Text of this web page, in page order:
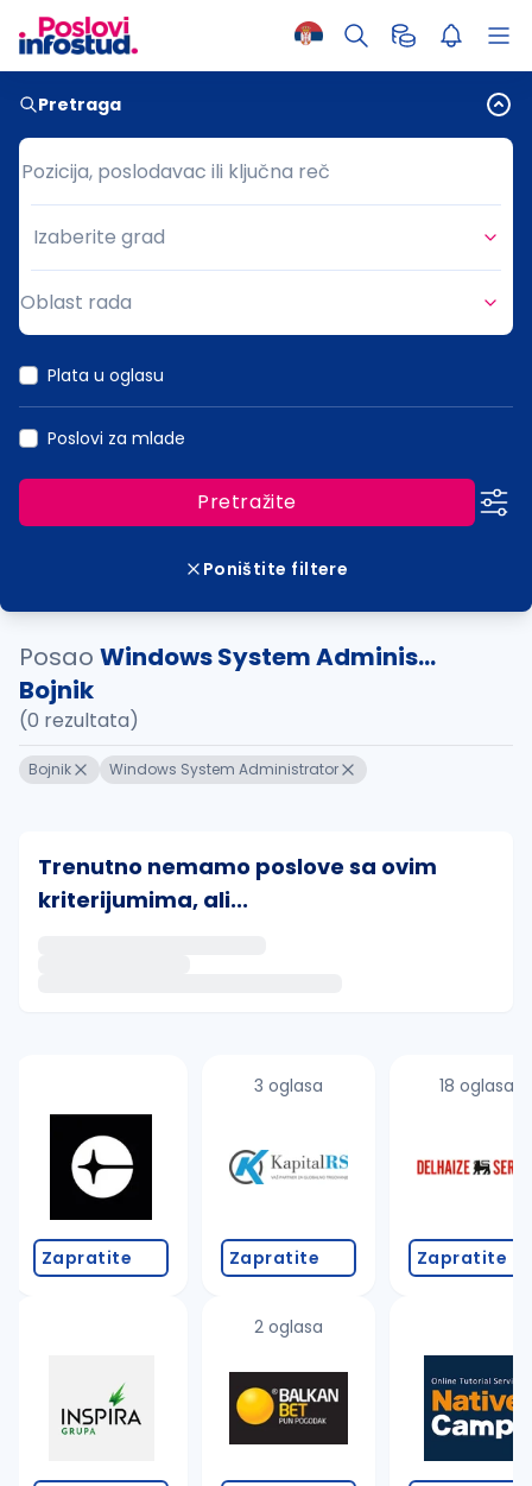
Pretraga
Pozicija, poslodavac ili ključna reč
Pozicija, poslodavac ili ključna reč
Grad
Izaberite grad
Oblast rada
Plata u oglasu
Poslovi za mlade
Pretražite
Poništite filtere
Posao Windows System Adminis...
Bojnik
(0 rezultata)
Bojnik Windows System Administrator
Trenutno nemamo poslove sa ovim
kriterijumima, ali...
Takođe možete da:
proverite pravopisne greške (koristite č, ć, š, đ,
povećajte radijus za odabrani grad
promenite odabrane filtere pretrage
Zapratite
3 oglasa
Zapratite
2 oglasa
18 oglasa
Zapratite